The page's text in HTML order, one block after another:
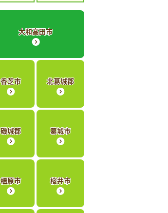
大和高田市
香芝市 北葛城郡
磯城郡 葛城市
橿原市 桜井市